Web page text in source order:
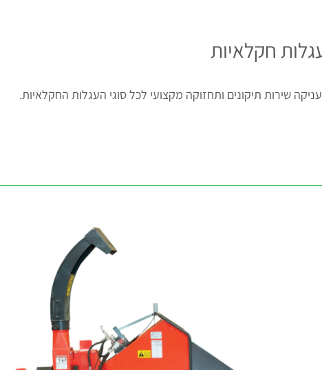
חקלאיות
שירות תיקונים ותחזוקה מקצועי לכל סוגי העגלות החקלאיות.